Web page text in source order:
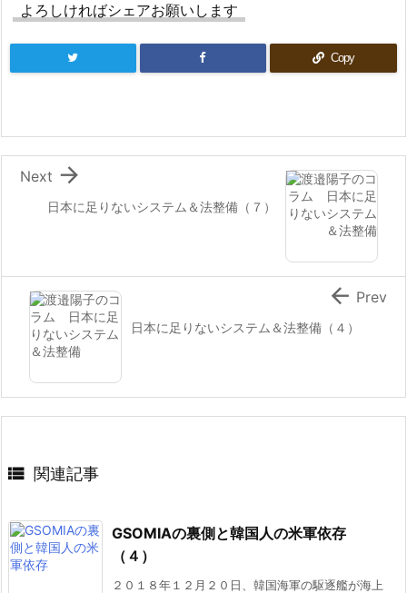
よろしければシェアお願いします
Copy
日本に足りないシステム＆法整備（７）

Next
日本に足りないシステム＆法整備（４）
 Prev
 関連記事
GSOMIAの裏側と韓国人の米軍依存
（４）
２０１８年１２月２０日、韓国海軍の駆逐艦が海上